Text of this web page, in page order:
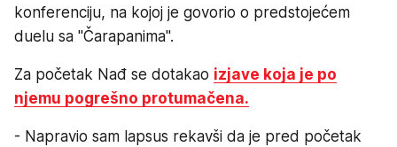
konferenciju, na kojoj je govorio o predstojećem
duelu sa "Čarapanima".
Za početak Nađ se dotakao izjave koja je po
njemu pogrešno protumačena.
- Napravio sam lapsus rekavši da je pred početak